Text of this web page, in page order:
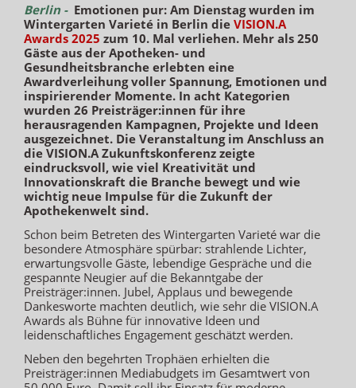
Berlin - Emotionen pur: Am Dienstag wurden im
Wintergarten Varieté in Berlin die VISION.A
Awards 2025 zum 10. Mal verliehen. Mehr als 250
Gäste aus der Apotheken- und
Gesundheitsbranche erlebten eine
Awardverleihung voller Spannung, Emotionen und
inspirierender Momente. In acht Kategorien
wurden 26 Preisträger:innen für ihre
herausragenden Kampagnen, Projekte und Ideen
ausgezeichnet. Die Veranstaltung im Anschluss an
die VISION.A Zukunftskonferenz zeigte
eindrucksvoll, wie viel Kreativität und
Innovationskraft die Branche bewegt und wie
wichtig neue Impulse für die Zukunft der
Apothekenwelt sind.
Schon beim Betreten des Wintergarten Varieté war die
besondere Atmosphäre spürbar: strahlende Lichter,
erwartungsvolle Gäste, lebendige Gespräche und die
gespannte Neugier auf die Bekanntgabe der
Preisträger:innen. Jubel, Applaus und bewegende
Dankesworte machten deutlich, wie sehr die VISION.A
Awards als Bühne für innovative Ideen und
leidenschaftliches Engagement geschätzt werden.
Neben den begehrten Trophäen erhielten die
Preisträger:innen Mediabudgets im Gesamtwert von